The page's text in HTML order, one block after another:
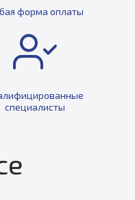
форма оплаты
специалисты